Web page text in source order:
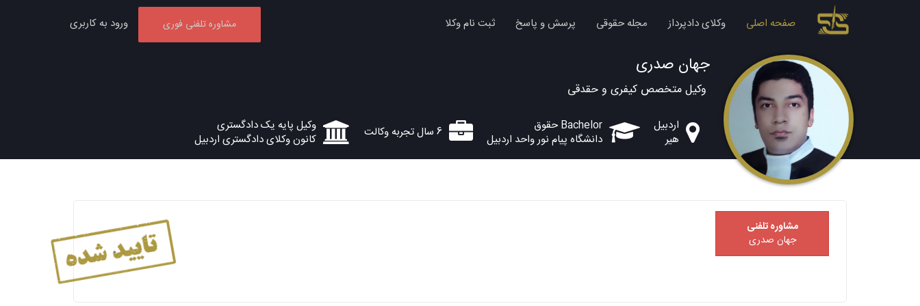
صفحه اصلی وکلای دادپرداز مجله حقوقی پرسش و پاسخ ثبت نام وکلا مشاوره تلفنی فوری ورود به کاربری
جهان صدری
وکیل متخصص کیفری و حقدقی
اردبیل
هیر
Bachelor حقوق
دانشگاه پیام نور واحد اردبیل
6 سال تجربه وکالت
وکیل پایه یک دادگستری
کانون وکلای دادگستری اردبیل
مشاوره تلفنی
جهان صدری